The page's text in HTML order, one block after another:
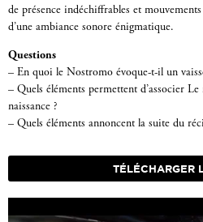
de présence indéchiffrables et
d’une ambiance sonore énigmatique.
Questions
– En quoi le Nostromo évoque-t-il un
– Quels éléments permettent d’associer
naissance ?
– Quels éléments annoncent la suite du
TÉLÉCHARGER